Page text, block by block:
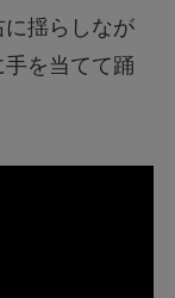
揺らしなが
を当てて踊